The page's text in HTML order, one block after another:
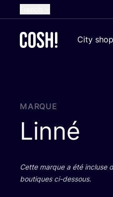
Dutch
Croatian
City
MARQUE
Linné
Cette marque a été incluse
bou­tiques ci-dessous.